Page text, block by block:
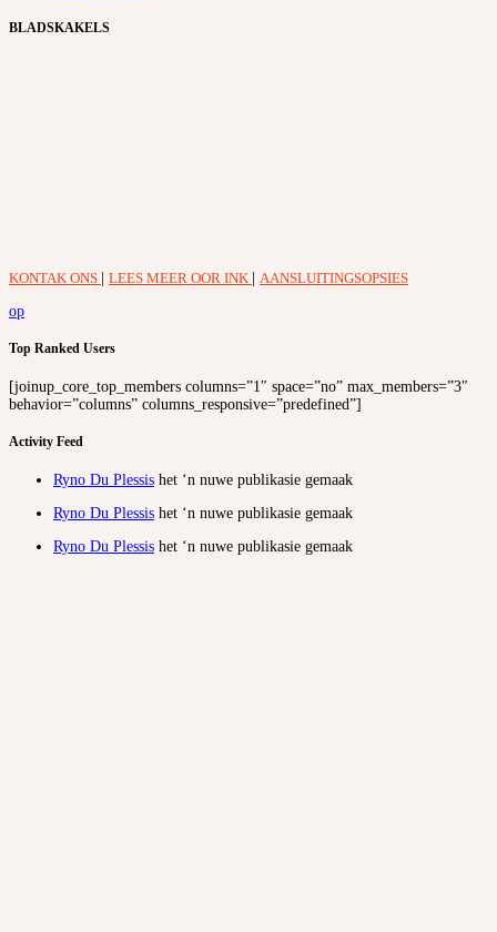
BLADSKAKELS
KONTAK ONS LEES MEER OOR INK
AANSLUITINGSOPSIES
op
Top Ranked Users
[joinup_core_top_members columns=”1″ space=”no” max_members=”3″
behavior=”columns” columns_responsive=”predefined”]
Activity Feed
Ryno Du Plessis het ‘n nuwe publikasie gemaak
Ryno Du Plessis het ‘n nuwe publikasie gemaak
Ryno Du Plessis het ‘n nuwe publikasie gemaak